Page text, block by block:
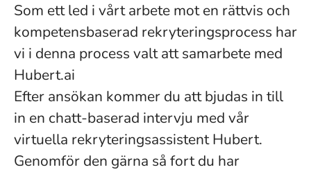
Som ett led i vårt arbete mot en rättvis och
kompetensbaserad rekryteringsprocess har
vi i denna process valt att samarbete med
Hubert.ai
Efter ansökan kommer du att bjudas in till
in en chatt-baserad intervju med vår
virtuella rekryteringsassistent Hubert.
Genomför den gärna så fort du har